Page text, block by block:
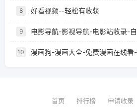
8 好看视频--轻松有收获
9 电影导航-影视导航-电影站收录-
10 漫画狗-漫画大全-免费漫画在线看
首页 排行榜 申请收录